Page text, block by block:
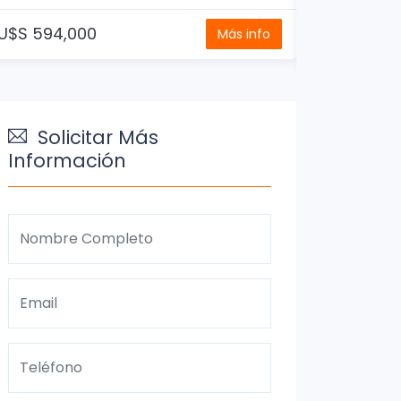
U$S 595,000 Más info
Solicitar Más
Información